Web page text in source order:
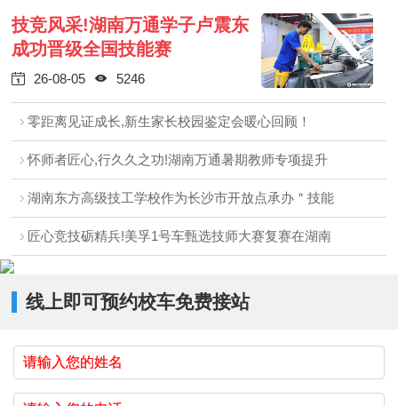
技竞风采!湖南万通学子卢震东
成功晋级全国技能赛
 26-08-05  5246
零距离见证成长,新生家长校园鉴定会暖心回顾！
怀师者匠心,行久久之功!湖南万通暑期教师专项提升
湖南东方高级技工学校作为长沙市开放点承办＂技能
匠心竞技砺精兵!美孚1号车甄选技师大赛复赛在湖南
线上即可预约校车免费接站